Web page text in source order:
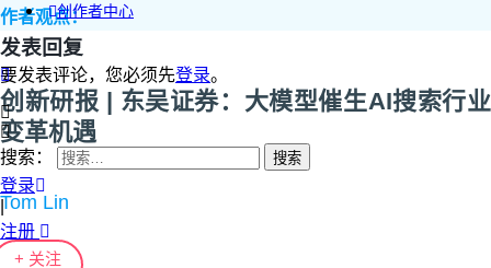
创作者中心
搜索：
登录
注册
作者观点：
发表回复
要发表评论，您必须先登录。
创新研报 | 东吴证券：大模型催生AI搜索行业
变革机遇
Tom Lin
+ 关注